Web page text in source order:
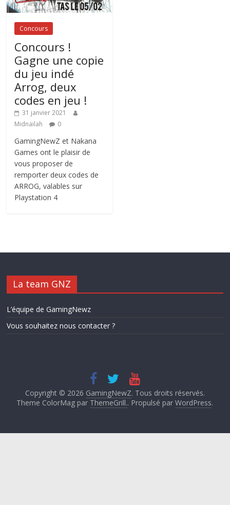
Concours
Concours !
Gagne une copie
du jeu indé
Arrog, deux
codes en jeu !
31 janvier 2021
Midnailah
0
GamingNewZ et Nakana
Games ont le plaisir de
vous proposer de
remporter deux codes de
ARROG, valables sur
Playstation 4
La team GNZ
L’équipe de GamingNewz
Vous souhaitez nous contacter ?
Copyright © 2026 GamingNewZ. Tous droits réservés.
Theme ColorMag par ThemeGrill.. Propulsé parWordPress.